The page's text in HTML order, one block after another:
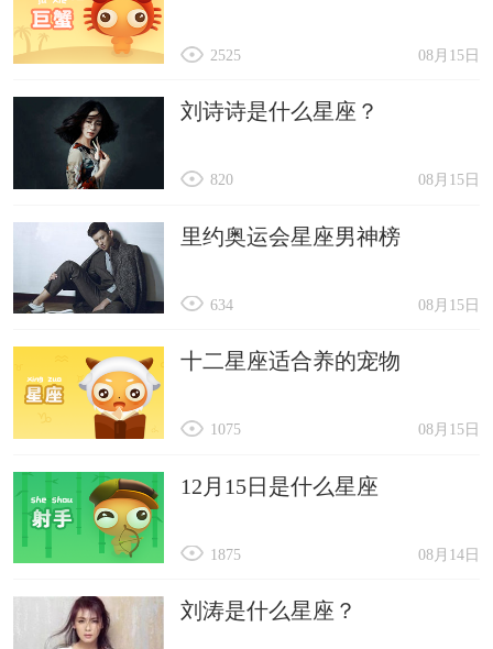
08月15日
2525
刘诗诗是什么星座？
08月15日
820
里约奥运会星座男神榜
08月15日
634
十二星座适合养的宠物
08月15日
1075
12月15日是什么星座
08月14日
1875
刘涛是什么星座？